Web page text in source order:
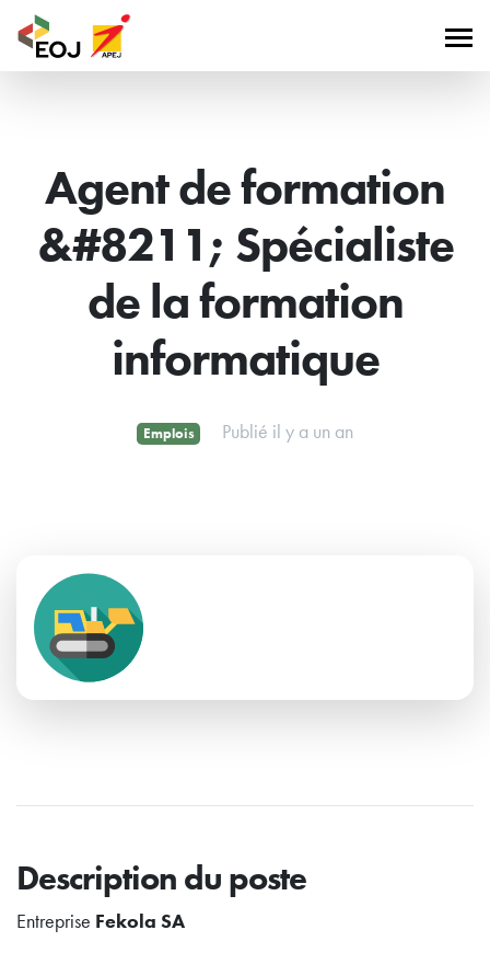
Agent de formation
&#8211; Spécialiste
de la formation
informatique
Emplois Publié il y a un an
Description du poste
Entreprise Fekola SA